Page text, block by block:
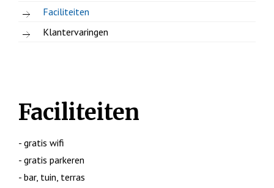
Faciliteiten
Klantervaringen
Faciliteiten
- gratis wifi
- gratis parkeren
- bar, tuin, terras